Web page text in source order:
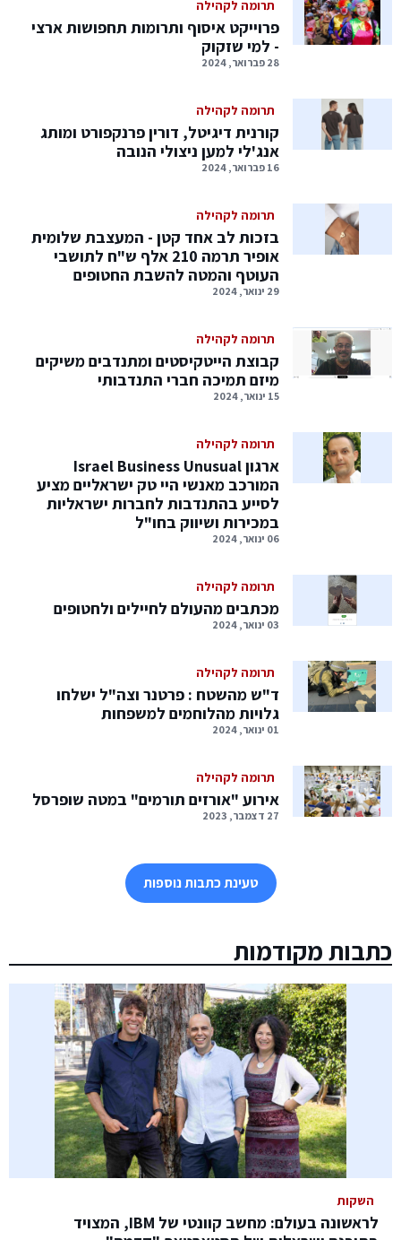
תרומה לקהילה
פרוייקט איסוף ותרומות תחפושות ארצי
- למי שזקוק
28 פברואר, 2024
תרומה לקהילה
קורנית דיגיטל, דורין פרנקפורט ומותג
אנג'לי למען ניצולי הנובה
16 פברואר, 2024
תרומה לקהילה
בזכות לב אחד קטן - המעצבת שלומית
אופיר תרמה 210 אלף ש"ח לתושבי
העוטף והמטה להשבת החטופים
29 ינואר, 2024
תרומה לקהילה
קבוצת הייטקיסטים ומתנדבים משיקים
מיזם תמיכה חברי התנדבותי
15 ינואר, 2024
תרומה לקהילה
ארגון Israel Business Unusual
המורכב מאנשי היי טק ישראליים מציע
לסייע בהתנדבות לחברות ישראליות
במכירות ושיווק בחו"ל
06 ינואר, 2024
תרומה לקהילה
מכתבים מהעולם לחיילים ולחטופים
03 ינואר, 2024
תרומה לקהילה
ד"ש מהשטח : פרטנר וצה"ל ישלחו
גלויות מהלוחמים למשפחות
01 ינואר, 2024
תרומה לקהילה
אירוע "אורזים תורמים" במטה שופרסל
27 דצמבר, 2023
טעינת כתבות נוספות
כתבות מקודמות
השקות
לראשונה בעולם: מחשב קוונטי של IBM, המצויד